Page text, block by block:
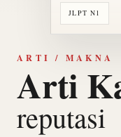
JLPT N1
ARTI / MAKNA
Arti
reputasi